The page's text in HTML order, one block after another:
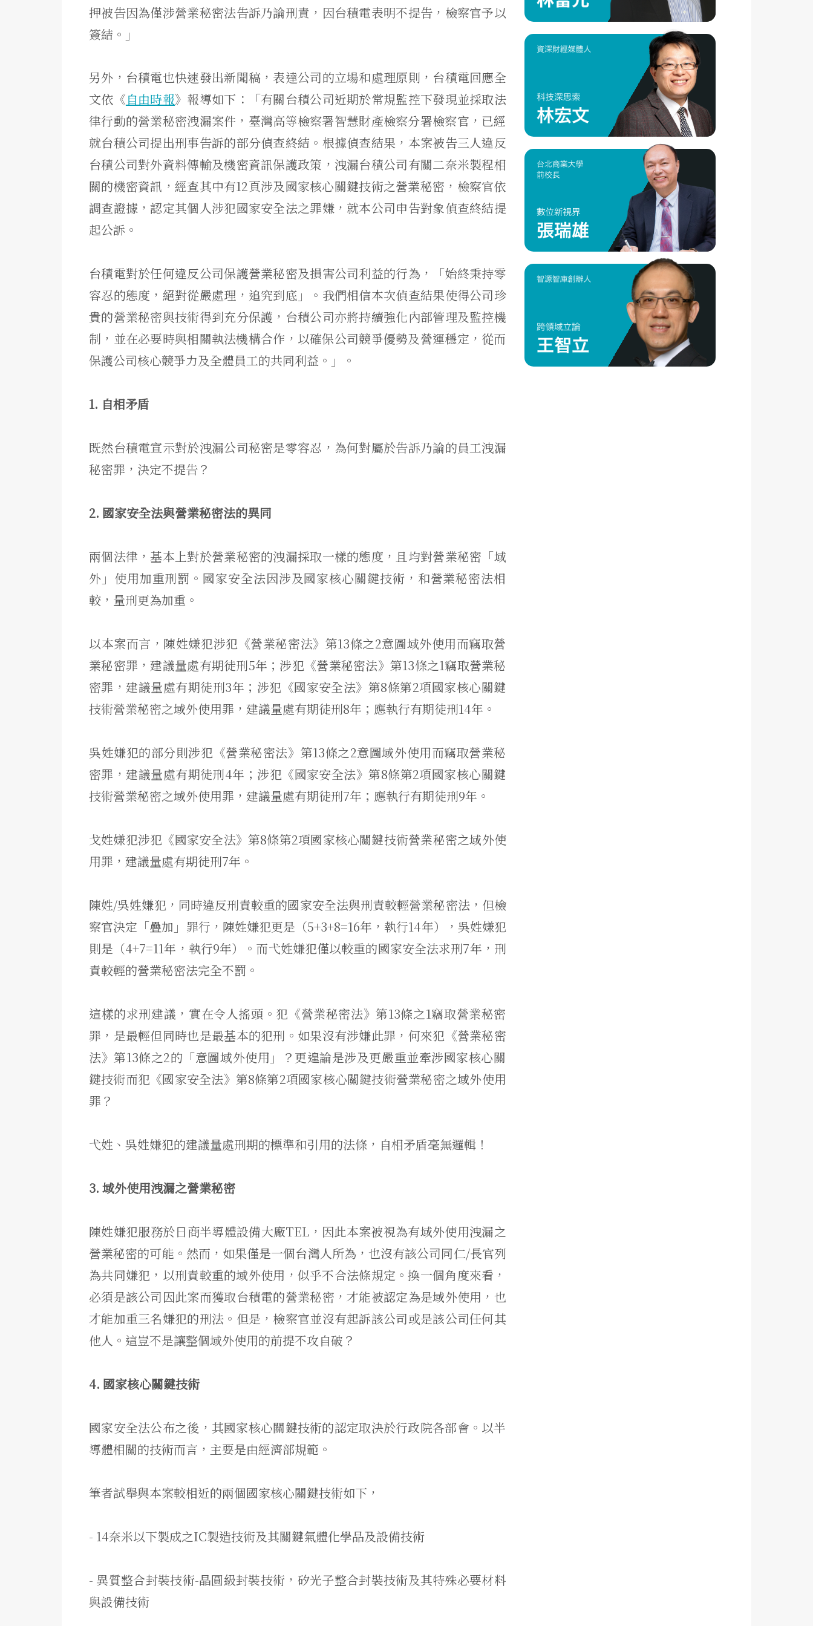
押被告因為僅涉營業秘密法告訴乃論刑責， 因台積電表明不提告，檢察官予以
簽結。」
另外，台積電也快速發出新聞稿，表達公司的立場和處理原則， 台積電回應全
文依《自由時報》報導如下：「有關台積公司近期於常規監控下發現並採取法
律行動的營業秘密洩漏案件，臺灣高等檢察署智慧財產檢察分署檢察官， 已經
就台積公司提出刑事告訴的部分偵查終結。根據偵查結果， 本案被告三人違反
台積公司對外資料傳輸及機密資訊保護政策， 洩漏台積公司有關二奈米製程相
關的機密資訊， 經查其中有12頁涉及國家核心關鍵技術之營業秘密， 檢察官依
調查證據，認定其個人涉犯國家安全法之罪嫌， 就本公司申告對象偵查終結提
起公訴。
台積電對於任何違反公司保護營業秘密及損害公司利益的行為，「始終秉持零
容忍的態度，絕對從嚴處理，追究到底」。 我們相信本次偵查結果使得公司珍
貴的營業秘密與技術得到充分保護 ，台積公司亦將持續強化內部管理及監控機
制， 並在必要時與相關執法機構合作，以確保公司競爭優勢及營運穩定， 從而
保護公司核心競爭力及全體員工的共同利益。」。
1. 自相矛盾
既然台積電宣示對於洩漏公司秘密是零容忍， 為何對屬於告訴乃論的員工洩漏
秘密罪，決定不提告？
2. 國家安全法與營業秘密法的異同
兩個法律，基本上對於營業秘密的洩漏採取一樣的態度， 且均對營業秘密「域
外」使用加重刑罰。 國家安全法因涉及國家核心關鍵技術，和營業秘密法相
較， 量刑更為加重。
以本案而言，陳姓嫌犯涉犯《營業秘密法》 第13條之2意圖域外使用而竊取營
業秘密罪，建議量處有期徒刑5年；涉犯《營業秘密法》 第13條之1竊取營業秘
密罪，建議量處有期徒刑3年；涉犯《國家安全法》 第8條第2項國家核心關鍵
技術營業秘密之域外使用罪， 建議量處有期徒刑8年；應執行有期徒刑14年。
吳姓嫌犯的部分則涉犯《營業秘密法》 第13條之2意圖域外使用而竊取營業秘
密罪，建議量處有期徒刑4年；涉犯《國家安全法》第8條第2項國家核心關鍵
技術營業秘密之域外使用罪， 建議量處有期徒刑7年；應執行有期徒刑9年。
戈姓嫌犯涉犯《國家安全法》 第8條第2項國家核心關鍵技術營業秘密之域外使
用罪， 建議量處有期徒刑7年。
陳姓/吳姓嫌犯， 同時違反刑責較重的國家安全法與刑責較輕營業秘密法， 但檢
察官決定「疊加」罪行，陳姓嫌犯更是（5+3+8=16年， 執行14年），吳姓嫌犯
則是（4+7=11年，執行9年）。 而弋姓嫌犯僅以較重的國家安全法求刑7年， 刑
責較輕的營業秘密法完全不罰。
這樣的求刑建議，實在令人搖頭。犯《營業秘密法》第13條之1竊取營業秘密
罪，是最輕但同時也是最基本的犯刑。 如果沒有涉嫌此罪，何來犯《營業秘密
法》第13條之2的「意圖域外使用」？ 更遑論是涉及更嚴重並牽涉國家核心關
鍵技術而犯《國家安全法》 第8條第2項國家核心關鍵技術營業秘密之域外使用
罪？
弋姓、吳姓嫌犯的建議量處刑期的標準和引用的法條， 自相矛盾毫無邏輯！
3. 域外使用洩漏之營業秘密
陳姓嫌犯服務於日商半導體設備大廠TEL， 因此本案被視為有域外使用洩漏之
營業秘密的可能。然而， 如果僅是一個台灣人所為，也沒有該公司同仁/長官列
為共同嫌犯， 以刑責較重的域外使用，似乎不合法條規定。換一個角度來看，
必須是該公司因此案而獲取台積電的營業秘密，才能被認定為是域外使用，也
才能加重三名嫌犯的刑法。但是， 檢察官並沒有起訴該公司或是該公司任何其
他人。 這豈不是讓整個域外使用的前提不攻自破？
4. 國家核心關鍵技術
國家安全法公布之後， 其國家核心關鍵技術的認定取決於行政院各部會。 以半
導體相關的技術而言，主要是由經濟部規範。
筆者試舉與本案較相近的兩個國家核心關鍵技術如下，
- 14奈米以下製成之IC製造技術及其關鍵氣體化學品及設備技術
- 異質整合封裝技術-晶圓級封裝技術， 矽光子整合封裝技術及其特殊必要材料
與設備技術